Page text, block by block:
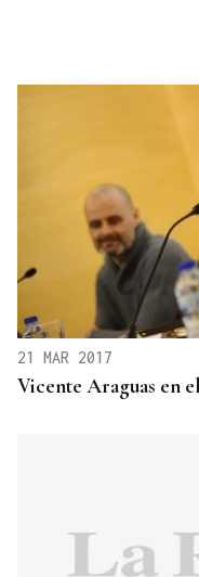
21 MAR 2017
Vicente Araguas en